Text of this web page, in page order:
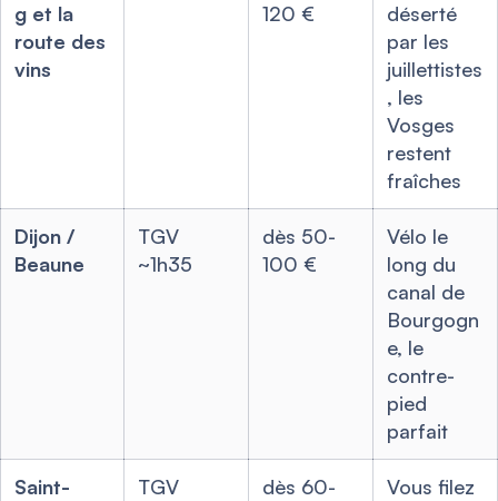
g et la
route des
vins
120 €
déserté
par les
juillettistes
, les
Vosges
restent
fraîches
Dijon /
Beaune
TGV
~1h35
dès 50-
100 €
Vélo le
long du
canal de
Bourgogn
e, le
contre-
pied
parfait
Saint-
TGV
dès 60-
Vous filez